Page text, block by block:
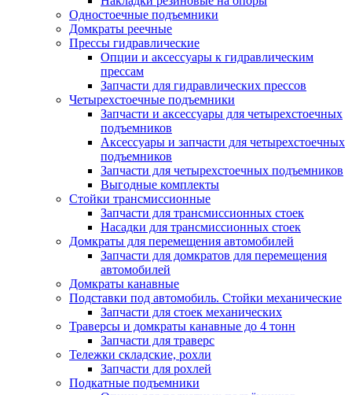
Одностоечные подъемники
Домкраты реечные
Прессы гидравлические
Опции и аксессуары к гидравлическим
прессам
Запчасти для гидравлических прессов
Четырехстоечные подъемники
Запчасти и аксессуары для четырехстоечных
подъемников
Аксессуары и запчасти для четырехстоечных
подъемников
Запчасти для четырехстоечных подъемников
Выгодные комплекты
Стойки трансмиссионные
Запчасти для трансмиссионных стоек
Насадки для трансмиссионных стоек
Домкраты для перемещения автомобилей
Запчасти для домкратов для перемещения
автомобилей
Домкраты канавные
Подставки под автомобиль. Стойки механические
Запчасти для стоек механических
Траверсы и домкраты канавные до 4 тонн
Запчасти для траверс
Тележки складские, рохли
Запчасти для рохлей
Подкатные подъемники